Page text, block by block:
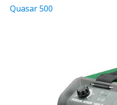
Quasar 500